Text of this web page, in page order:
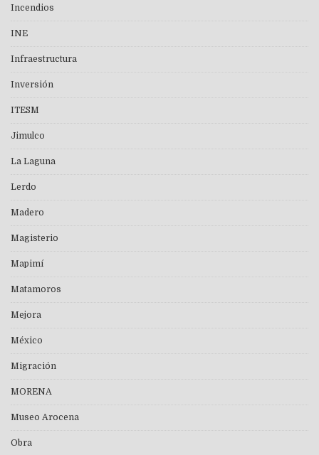
Incendios
INE
Infraestructura
Inversión
ITESM
Jimulco
La Laguna
Lerdo
Madero
Magisterio
Mapimí
Matamoros
Mejora
México
Migración
MORENA
Museo Arocena
Obra